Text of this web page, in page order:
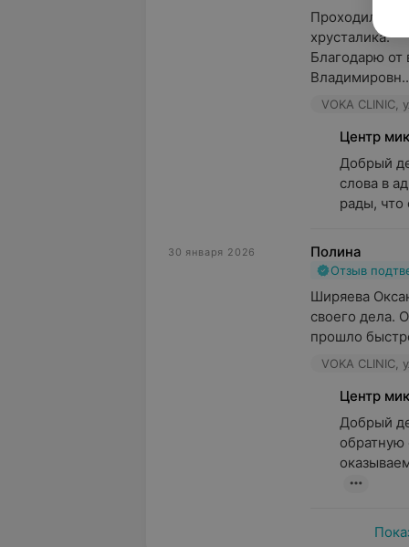
Проходила
хрусталика.
Благодарю от
VOKA CLINIC,
Центр
Добрый
слова в
рады, что
30 января 2026 Полина
Отзыв
Ширяева
своего дела.
прошло
VOKA CLINIC,
Центр
Добрый
обратную